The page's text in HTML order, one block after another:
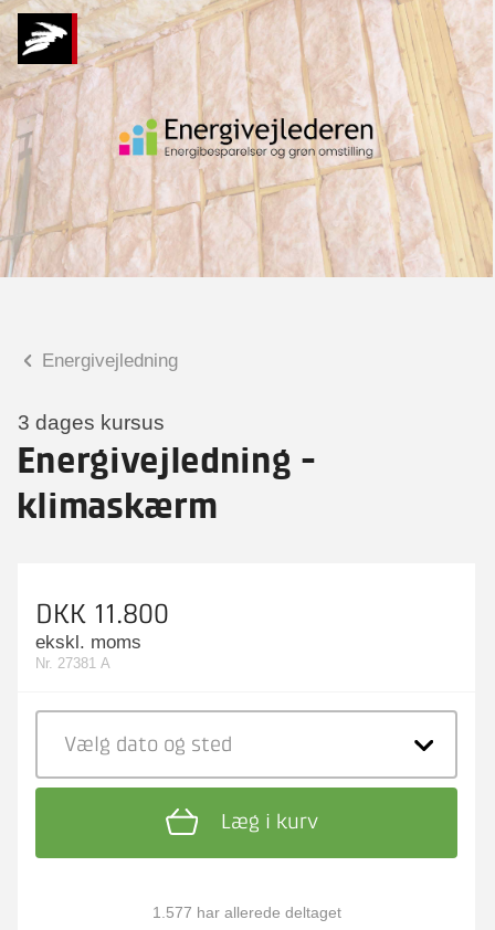
Energivejledning
3 dages kursus
Energivejledning -
klimaskærm
DKK 11.800
ekskl. moms
Nr. 27381 A
Vælg dato og sted
Læg i kurv
1.577 har allerede deltaget
Praktiske spørgsmål
Spørgsmål til tilmelding, forplejning,
afholdelsessted m.m.
Iben Østergaard
Hvad kan vi hjælpe
dig med?